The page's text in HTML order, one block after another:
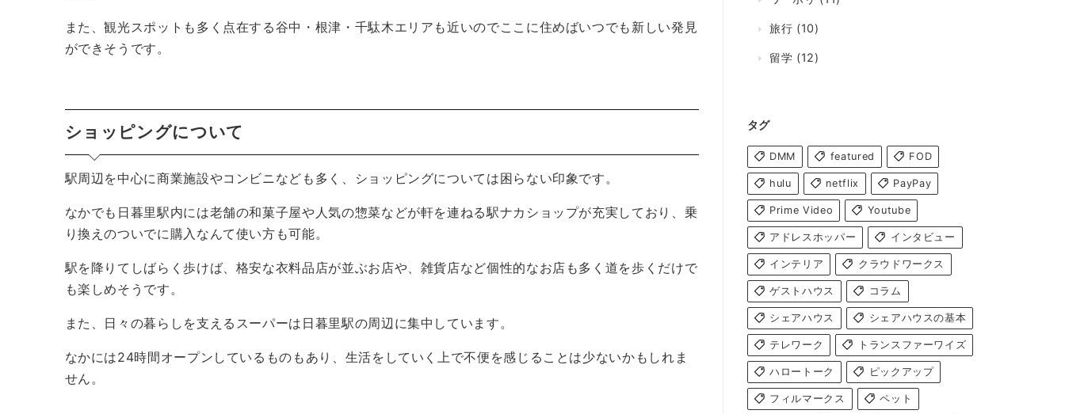
また、観光スポットも多く点在する谷中・根津・千駄木エリアも近いのでここに住めばいつでも新しい発見
ができそうです。
ショッピングについて
駅周辺を中心に商業施設やコンビニなども多く、ショッピングについては困らない印象です。
なかでも日暮里駅内には老舗の和菓子屋や人気の惣菜などが軒を連ねる駅ナカショップが充実しており、乗
り換えのついでに購入なんて使い方も可能。
駅を降りてしばらく歩けば、格安な衣料品店が並ぶお店や、雑貨店など個性的なお店も多く道を歩くだけで
も楽しめそうです。
また、日々の暮らしを支えるスーパーは日暮里駅の周辺に集中しています。
なかには24時間オープンしているものもあり、生活をしていく上で不便を感じることは少ないかもしれま
せん。
旅行 (10)
留学 (12)
タグ
DMM featured FOD
hulu netflix PayPay
Prime Video Youtube
アドレスホッパー インタビュー
インテリア クラウドワークス
ゲストハウス コラム
シェアハウス シェアハウスの基本
テレワーク トランスファーワイズ
ハロートーク ピックアップ
フィルマークス ペット